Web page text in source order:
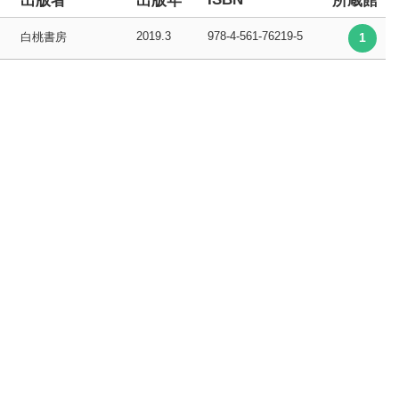
白桃書房 2019.3 978-4-561-76219-5 1